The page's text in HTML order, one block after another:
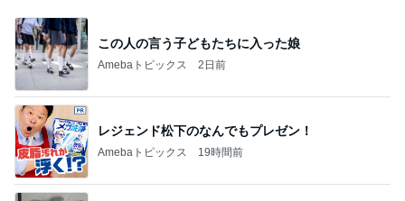
この人の言う子どもたちに入った娘
Amebaトピックス 2日前
レジェンド松下のなんでもプレゼン！
Amebaトピックス 19時間前